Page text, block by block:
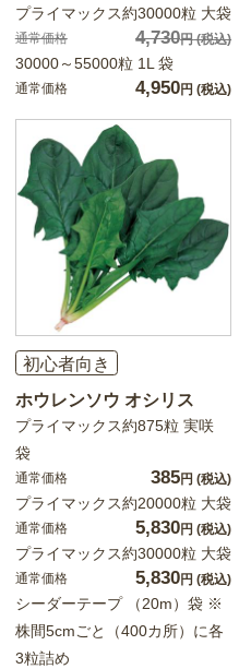
プライマックス約30000粒 大袋
通常価格 4,730円(税込)
30000～55000粒 1L 袋
通常価格 4,950円 (税込)
初心者向き
ホウレンソウ オシリス
プライマックス約875粒 実咲
袋
通常価格 385円 (税込)
プライマックス約20000粒 大袋
通常価格 5,830円 (税込)
プライマックス約30000粒 大袋
通常価格 5,830円 (税込)
シーダーテープ （20m）袋 ※
株間5cmごと（400カ所）に各
3粒詰め